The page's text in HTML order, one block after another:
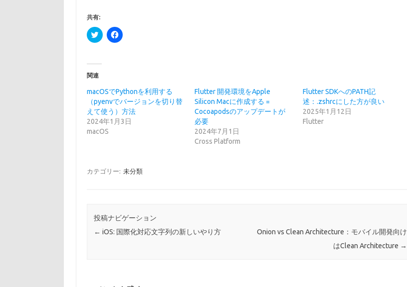
共有:
ク
リ
て
t
t
e
r
で
共
有
(
ィ
ン
ま
す
F
a
共
有
す
る
に
は
く
だ
い
ウ
ィ
ン
関連
macOSでPythonを利用する
（pyenvでバージョンを切り替
えて使う）方法
2024年1月3日
macOS
Flutter 開発環境をApple
Silicon Macに作成する =
Cocoapodsのアップデートが
必要
2024年7月1日
Cross Platform
Flutter SDKへのPATH記
述：.zshrcにした方が良い
2025年1月12日
Flutter
カテゴリー: 未分類
投稿ナビゲーション
← iOS: 国際化対応文字列の新しいやり方
Onion vs Clean Architecture：モバイル開発向け
はClean Architecture →